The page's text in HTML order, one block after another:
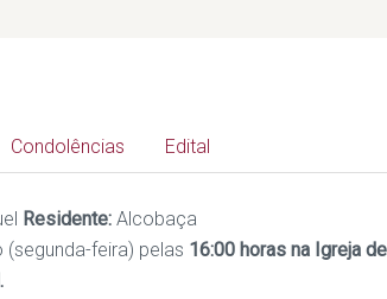
Condolências
Edital
Residente: Alcobaça
(segunda-feira) pelas 16:00 horas na Igreja